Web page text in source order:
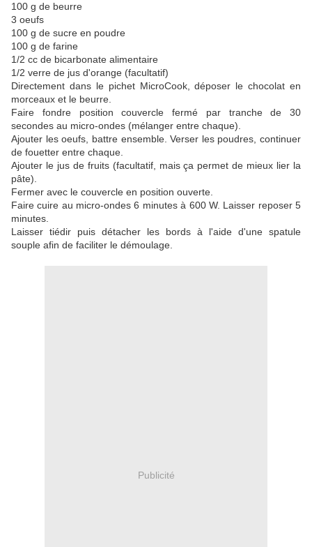
100 g de beurre
3 oeufs
100 g de sucre en poudre
100 g de farine
1/2 cc de bicarbonate alimentaire
1/2 verre de jus d'orange (facultatif)
Directement dans le pichet MicroCook, déposer le chocolat en
morceaux et le beurre.
Faire fondre position couvercle fermé par tranche de 30
secondes au micro-ondes (mélanger entre chaque).
Ajouter les oeufs, battre ensemble. Verser les poudres, continuer
de fouetter entre chaque.
Ajouter le jus de fruits (facultatif, mais ça permet de mieux lier la
pâte).
Fermer avec le couvercle en position ouverte.
Faire cuire au micro-ondes 6 minutes à 600 W. Laisser reposer 5
minutes.
Laisser tiédir puis détacher les bords à l'aide d'une spatule
souple afin de faciliter le démoulage.
Publicité